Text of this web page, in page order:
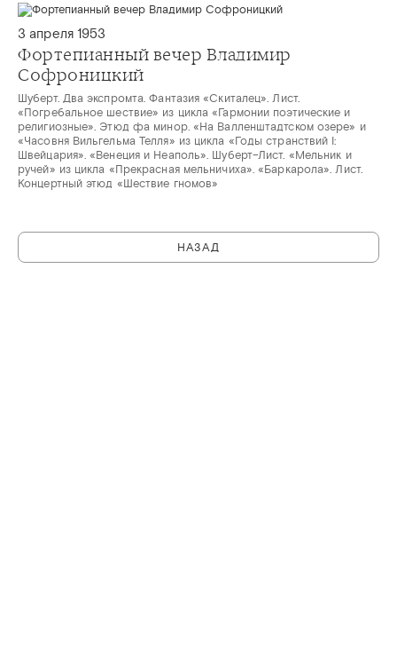
3 апреля 1953
Фортепианный вечер Владимир
Софроницкий
Шуберт. Два экспромта. Фантазия «Скиталец». Лист.
«Погребальное шествие» из цикла «Гармонии поэтические и
религиозные». Этюд фа минор. «На Валленштадтском озере» и
«Часовня Вильгельма Телля» из цикла «Годы странствий I:
Швейцария». «Венеция и Неаполь». Шуберт–Лист. «Мельник и
ручей» из цикла «Прекрасная мельничиха». «Баркарола». Лист.
Концертный этюд «Шествие гномов»
НАЗАД